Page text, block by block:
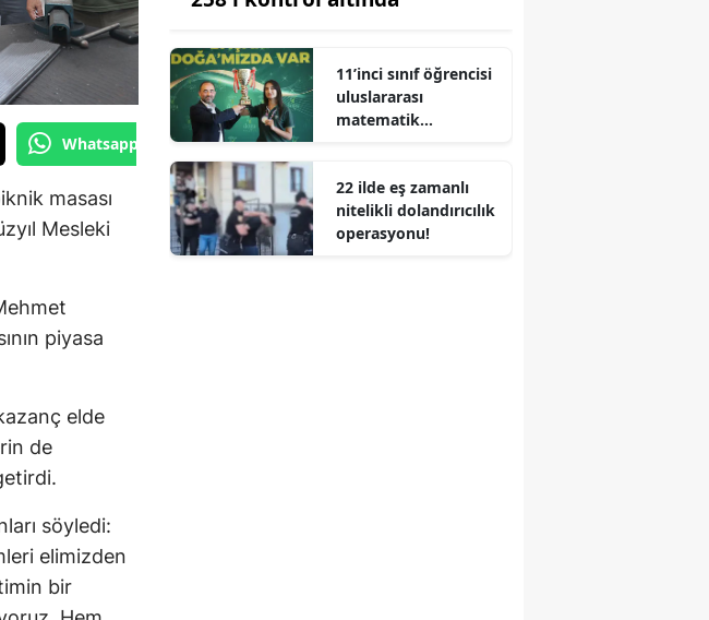
Whatsapp'tan Gönder
masası
Mesleki
piyasa
elde
de
söyledi:
elimizden
bir
11’inci sınıf öğrencisi
uluslararası
matematik
22 ilde eş zamanlı
nitelikli dolandırıcılık
operasyonu!